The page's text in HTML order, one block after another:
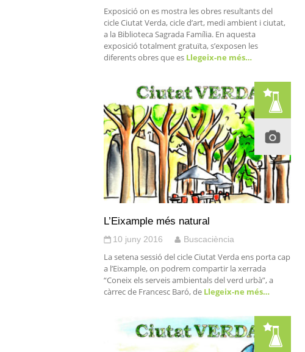
Exposició on es mostra les obres resultants del
cicle Ciutat Verda, cicle d’art, medi ambient i ciutat,
a la Biblioteca Sagrada Família. En aquesta
exposició totalment gratuïta, s’exposen les
diferents obres que es Llegeix-ne més…
L’Eixample més natural
10 juny 2016 Buscaciència
La setena sessió del cicle Ciutat Verda ens porta cap
a l’Eixample, on podrem compartir la xerrada
“Coneix els serveis ambientals del verd urbà”, a
càrrec de Francesc Baró, de Llegeix-ne més…